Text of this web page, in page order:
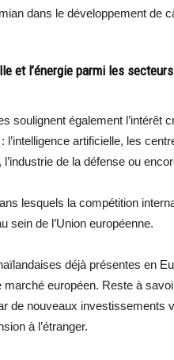
dans le développement de
et l’énergie parmi les
soulignent également
l’intelligence artificielle, les
de la défense ou
lesquels la compétition
sein de l’Union européenne.
déjà présentes en
marché européen. Reste à
de nouveaux investissements
à l’étranger.